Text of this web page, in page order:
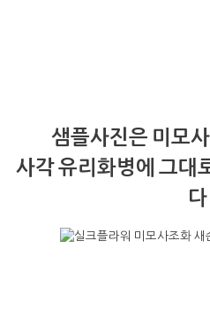
샘플사진은 미모
사각 유리화병에 그대
다